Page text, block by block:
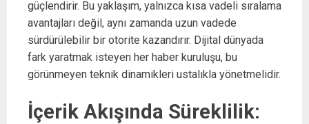
güçlendirir. Bu yaklaşım, yalnızca kısa vadeli sıralama
avantajları değil, aynı zamanda uzun vadede
sürdürülebilir bir otorite kazandırır. Dijital dünyada
fark yaratmak isteyen her haber kuruluşu, bu
görünmeyen teknik dinamikleri ustalıkla yönetmelidir.
İçerik Akışında Süreklilik: